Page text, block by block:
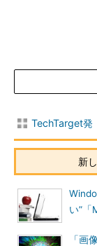
TechTarget
新
い”「
「画